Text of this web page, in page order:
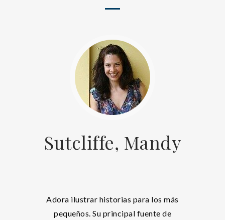
Sutcliffe, Mandy
Adora ilustrar historias para los más
pequeños. Su principal fuente de